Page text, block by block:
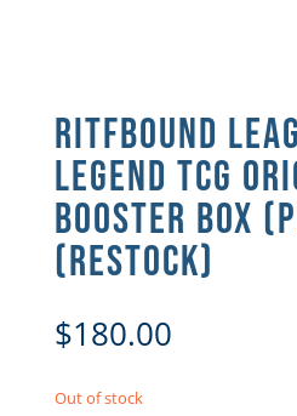
RITFBOUND
LEGEND TCG
BOOSTER BOX
(RESTOCK)
$180.00
Out of stock